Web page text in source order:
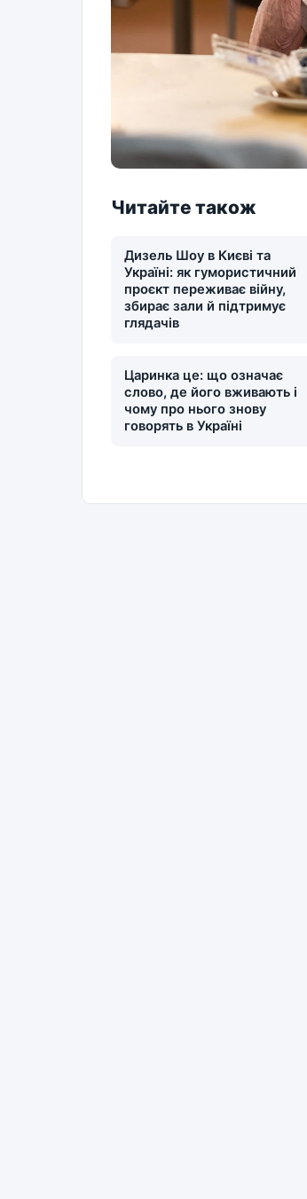
Читайте також
Дизель Шоу в Києві та
Україні: як гумористичний
проєкт переживає війну,
збирає зали й підтримує
глядачів
Царинка це: що означає
слово, де його вживають і
чому про нього знову
говорять в Україні